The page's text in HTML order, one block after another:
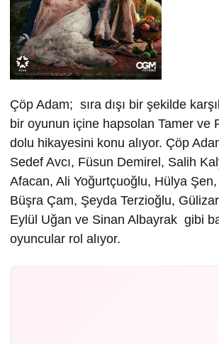
Çöp Adam; sıra dışı bir şekilde
bir oyunun içine hapsolan Tamer ve
dolu hikayesini konu alıyor. Çöp
Sedef Avcı, Füsun Demirel, Salih
Afacan, Ali Yoğurtçuoğlu, Hülya
Büşra Çam, Şeyda Terzioğlu,
Eylül Uğan ve Sinan Albayrak gibi
oyuncular rol alıyor.